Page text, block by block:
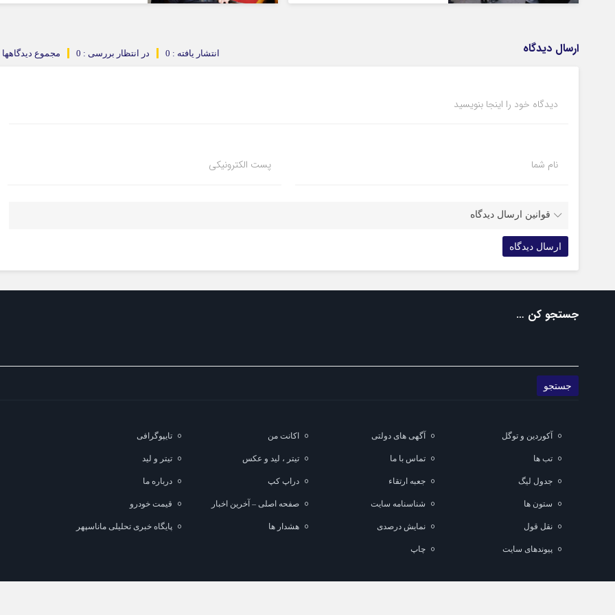
ارسال دیدگاه مجموع دیدگاهها در انتظار بررسی : 0 انتشار یافته : 0
دیدگاه خود را اینجا بنویسید
نام شما پست الکترونیکی
قوانین ارسال دیدگاه
جستجو کن …
آکوردین و توگل آگهی های دولتی اکانت من تایپوگرافی
تب ها تماس با ما تیتر ، لید و عکس تیتر و لید
جدول لیگ جعبه ارتقاء دراپ کپ درباره ما
ستون ها شناسنامه سایت صفحه اصلی – آخرین اخبار قیمت خودرو
نقل قول نمایش درصدی هشدار ها پایگاه خبری تحلیلی ماناسپهر
پیوندهای سایت چاپ